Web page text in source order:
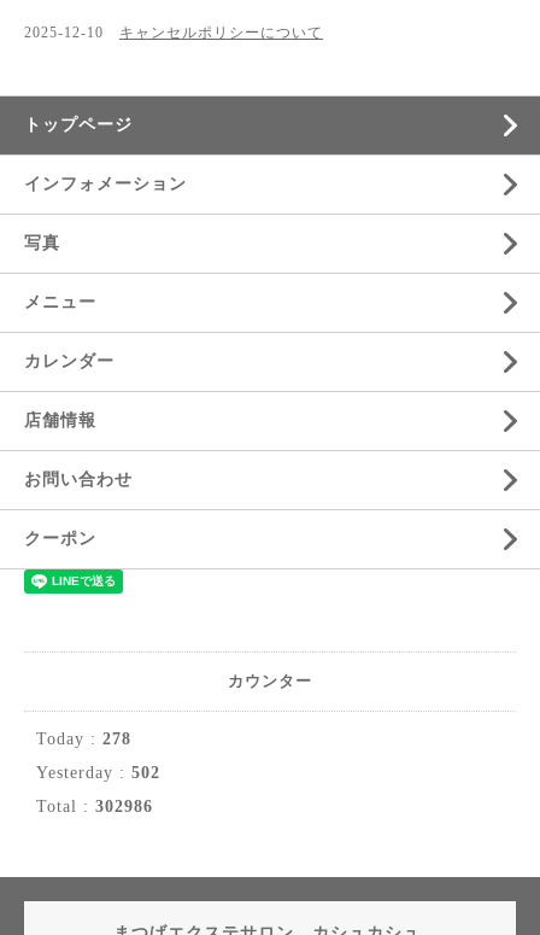
2025-12-10 キャンセルポリシーについて
トップページ
インフォメーション
写真
メニュー
カレンダー
店舗情報
お問い合わせ
クーポン
カウンター
Today : 278
Yesterday : 502
Total : 302986